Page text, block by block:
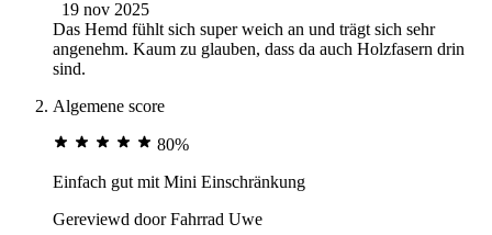
19 nov 2025
Das Hemd fühlt sich super weich an und trägt sich sehr
angenehm. Kaum zu glauben, dass da auch Holzfasern drin
sind.
Algemene score
80%
Einfach gut mit Mini Einschränkung
Gereviewd doorFahrrad Uwe